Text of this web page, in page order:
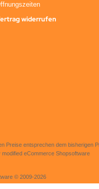
widerrufen
Preise entsprechen dem bisherigen
eCommerce Shopsoftware
© 2009-2026